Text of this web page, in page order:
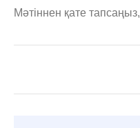
Мәтіннен қате тапсаңыз,